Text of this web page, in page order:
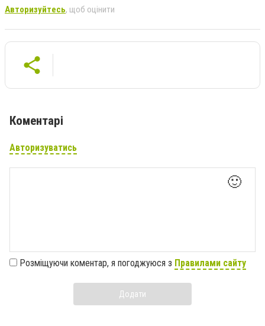
Авторизуйтесь, щоб оцінити
Коментарі
Авторизуватись
🙂
Розміщуючи коментар, я погоджуюся з Правилами сайту
Додати